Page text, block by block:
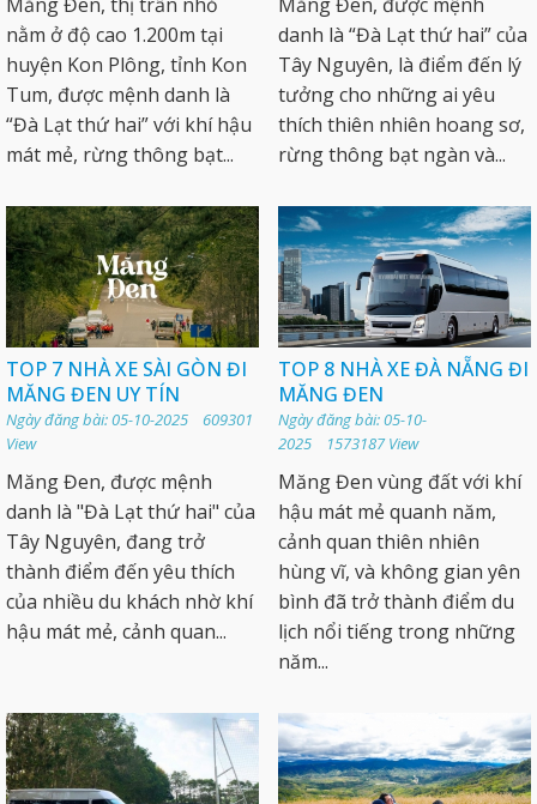
nằm ở độ cao 1.200m tại
huyện Kon Plông, tỉnh Kon
Tum, được mệnh danh là
“Đà Lạt thứ hai” với khí hậu
mát mẻ, rừng thông bạt...
danh là “Đà Lạt thứ hai” của
Tây Nguyên, là điểm đến lý
tưởng cho những ai yêu
thích thiên nhiên hoang sơ,
rừng thông bạt ngàn và...
TOP 7 NHÀ XE SÀI GÒN ĐI
MĂNG ĐEN UY TÍN
Ngày đăng bài: 05-10-2025 609301
View
Măng Đen, được mệnh
danh là "Đà Lạt thứ hai" của
Tây Nguyên, đang trở
thành điểm đến yêu thích
của nhiều du khách nhờ khí
hậu mát mẻ, cảnh quan...
TOP 8 NHÀ XE ĐÀ NẴNG ĐI
MĂNG ĐEN
Ngày đăng bài: 05-10-
2025 1573187 View
Măng Đen vùng đất với khí
hậu mát mẻ quanh năm,
cảnh quan thiên nhiên
hùng vĩ, và không gian yên
bình đã trở thành điểm du
lịch nổi tiếng trong những
năm...